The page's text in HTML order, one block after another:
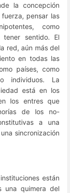
la concepción
pensar las
como
tener sentido. El
red, aún más del
en todas las
países, como
individuos. La
está en los
los entres que
de los no-
a una
sincronización
están
una quimera del